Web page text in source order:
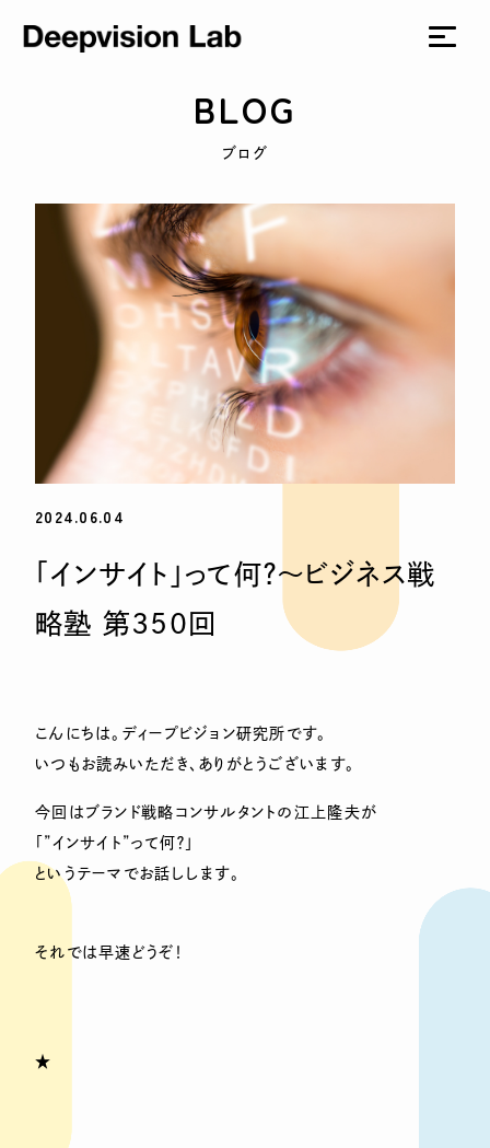
BLOG
ブログ
2024.06.04
「インサイト」って何？〜ビジネス戦
略塾 第350回
こんにちは。ディープビジョン研究所です。
いつもお読みいただき、ありがとうございます。
今回はブランド戦略コンサルタントの江上隆夫が
「”インサイト”って何？」
というテーマでお話しします。
それでは早速どうぞ！
★